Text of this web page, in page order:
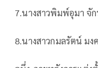
7.นางสาวพิมพ์อุมา จั
8.นางสาวกมลรัตน์ มง